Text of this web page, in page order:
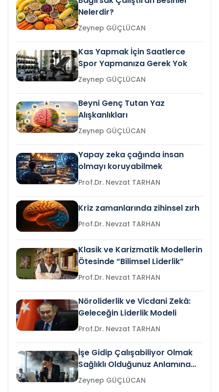
Nelerdir?
Zeynep GÜÇLÜCAN
Kas Yapmak İçin Saatlerce
Spor Yapmanıza Gerek Yok
Zeynep GÜÇLÜCAN
Beyni Genç Tutan Yaz
Alışkanlıkları
Zeynep GÜÇLÜCAN
Yapay zeka çağında insan
olmayı koruyabilmek
Prof.Dr. Nevzat TARHAN
Kriz zamanlarında zihinsel zırh
Prof.Dr. Nevzat TARHAN
Klasik ve Karizmatik Modellerin
Ötesinde “Bilimsel Liderlik”
Prof.Dr. Nevzat TARHAN
Nöroliderlik ve Vicdani Zekâ:
Geleceğin Liderlik Modeli
Prof.Dr. Nevzat TARHAN
İşe Gidip Çalışabiliyor Olmak
Sağlıklı Olduğunuz Anlamına
Gelir mi?Zeynep GÜÇLÜCAN